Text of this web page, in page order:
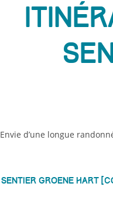
Envie d’une longue
Sentier Groene Hart